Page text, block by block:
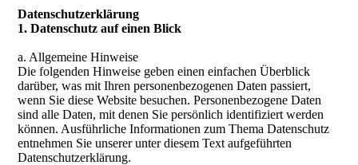
Datenschutzerklärung
1. Datenschutz auf einen Blick
a. Allgemeine Hinweise
Die folgenden Hinweise geben einen einfachen Überblick
darüber, was mit Ihren personenbezogenen Daten passiert,
wenn Sie diese Website besuchen. Personenbezogene Daten
sind alle Daten, mit denen Sie persönlich identifiziert werden
können. Ausführliche Informationen zum Thema Datenschutz
entnehmen Sie unserer unter diesem Text aufgeführten
Datenschutzerklärung.